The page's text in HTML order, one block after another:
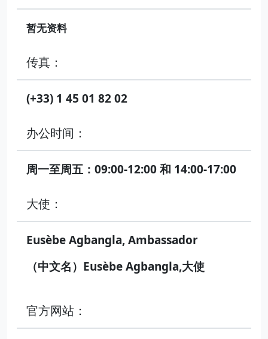
暂无资料
传真：
(+33) 1 45 01 82 02
办公时间：
周一至周五：09:00-12:00 和 14:00-17:00
大使：
Eusèbe Agbangla, Ambassador
（中文名）Eusèbe Agbangla,大使
官方网站：